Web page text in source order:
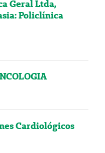
Geral Ltda,
Policlínica
Cardiológicos